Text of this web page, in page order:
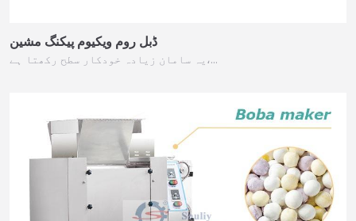
ڈبل روم ویکیوم پیکنگ مشین
یہ سامان زیادہ خودکار سطح رکھتا ہے،…